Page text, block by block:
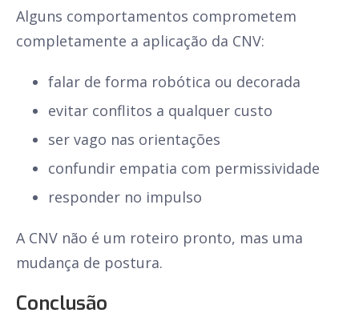
Alguns comportamentos comprometem
completamente a aplicação da CNV:
falar de forma robótica ou decorada
evitar conflitos a qualquer custo
ser vago nas orientações
confundir empatia com permissividade
responder no impulso
A CNV não é um roteiro pronto, mas uma
mudança de postura.
Conclusão